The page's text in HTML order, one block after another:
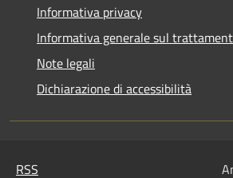
Informativa privacy
Informativa generale sul
Note legali
Dichiarazione di accessibilità
RSS